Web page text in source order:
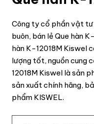
Công ty cổ phần vật tư
buôn, bán lẻ Que hàn
hàn K-12018M Kiswel
lượng tốt, nguồn cung
12018M Kiswel là sản
sản xuất chính hãng,
phẩm KISWEL.